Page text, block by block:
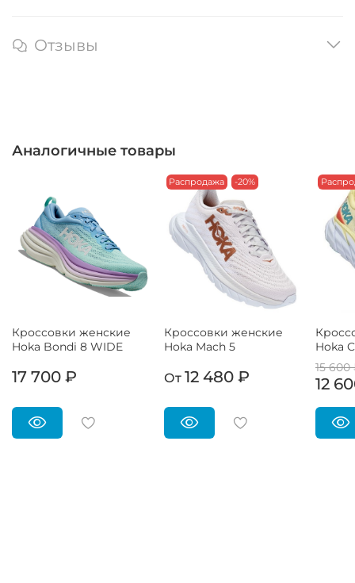
Отзывы
Аналогичные товары
Кроссовки женские
Hoka Bondi 8 WIDE
17 700 ₽
Распродажа -20%
Кроссовки женские
Hoka Mach 5
От 12 480 ₽
Hoka
15 600
12